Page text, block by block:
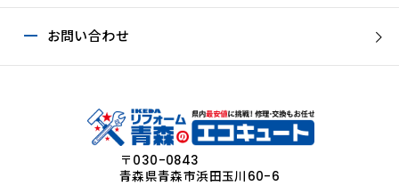
お問い合わせ
〒030-0843
青森県青森市浜田玉川60-6